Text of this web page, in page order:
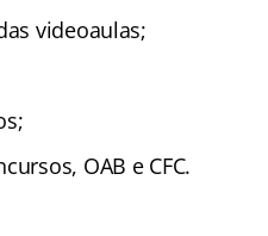
videoaulas;
OAB e CFC.